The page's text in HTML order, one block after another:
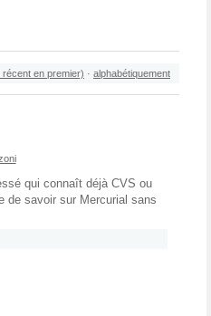
récent en premier) · alphabétiquement
qui connaît déjà CVS ou
de savoir sur Mercurial sans